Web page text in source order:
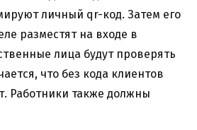
личный qr-код. Затем его
разместят на входе в
лица будут проверять
что без кода клиентов
Работники также должны